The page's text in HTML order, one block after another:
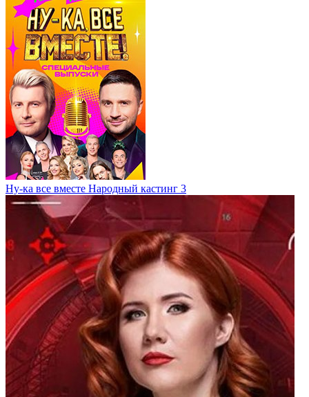
Ну-ка все вместе Народный кастинг 3